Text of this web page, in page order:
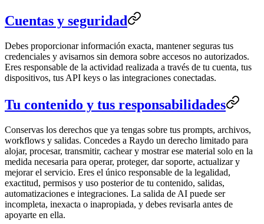
Cuentas y seguridad
Debes proporcionar información exacta, mantener seguras tus
credenciales y avisarnos sin demora sobre accesos no autorizados.
Eres responsable de la actividad realizada a través de tu cuenta, tus
dispositivos, tus API keys o las integraciones conectadas.
Tu contenido y tus responsabilidades
Conservas los derechos que ya tengas sobre tus prompts, archivos,
workflows y salidas. Concedes a Raydo un derecho limitado para
alojar, procesar, transmitir, cachear y mostrar ese material solo en la
medida necesaria para operar, proteger, dar soporte, actualizar y
mejorar el servicio. Eres el único responsable de la legalidad,
exactitud, permisos y uso posterior de tu contenido, salidas,
automatizaciones e integraciones. La salida de AI puede ser
incompleta, inexacta o inapropiada, y debes revisarla antes de
apoyarte en ella.